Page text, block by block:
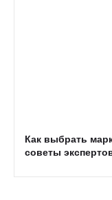
Как выбрать
советы